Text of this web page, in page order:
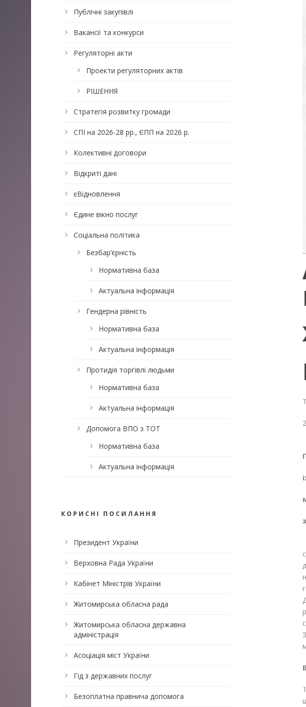
Публічні закупівлі
Вакансії та конкурси
Регуляторні акти
Проекти регуляторних актів
РІШЕННЯ
Стратегія розвитку громади
СПІ на 2026-28 рр., ЄПП на 2026 р.
Колективні договори
Відкриті дані
єВідновлення
Єдине вікно послуг
Соціальна політика
Безбар’єрність
Нормативна база
Актуальна інформація
Гендерна рівність
Нормативна база
Актуальна інформація
Протидія торгівлі людьми
Нормативна база
Актуальна інформація
Допомога ВПО з ТОТ
Нормативна база
Актуальна інформація
КОРИСНІ ПОСИЛАННЯ
Президент України
Верховна Рада України
Кабінет Міністрів України
Житомирська обласна рада
Житомирська обласна державна
адміністрація
Асоціація міст України
Гід з державних послуг
Безоплатна правнича допомога